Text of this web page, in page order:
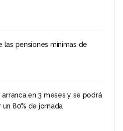
las pensiones mínimas de
en 3 meses y se podrá
80% de jornada